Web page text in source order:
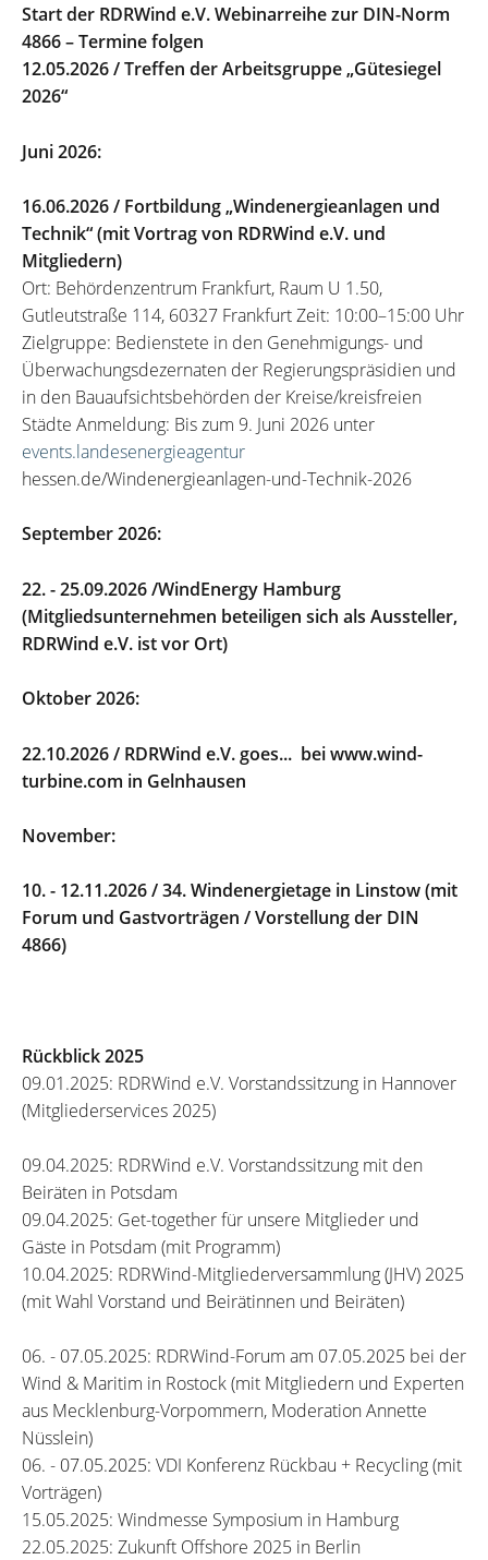
Start der RDRWind e.V. Webinarreihe zur DIN-Norm
4866 – Termine folgen
12.05.2026 / Treffen der Arbeitsgruppe „Gütesiegel
2026“
Juni 2026:
16.06.2026 / Fortbildung „Windenergieanlagen und
Technik“ (mit Vortrag von RDRWind e.V. und
Mitgliedern)
Ort: Behördenzentrum Frankfurt, Raum U 1.50,
Gutleutstraße 114, 60327 Frankfurt Zeit: 10:00–15:00 Uhr
Zielgruppe: Bedienstete in den Genehmigungs- und
Überwachungsdezernaten der Regierungspräsidien und
in den Bauaufsichtsbehörden der Kreise/kreisfreien
Städte Anmeldung: Bis zum 9. Juni 2026 unter
events.landesenergieagentur
hessen.de/Windenergieanlagen-und-Technik-2026
September 2026:
22. - 25.09.2026 /WindEnergy Hamburg
(Mitgliedsunternehmen beteiligen sich als Aussteller,
RDRWind e.V. ist vor Ort)
Oktober 2026:
22.10.2026 / RDRWind e.V. goes... bei www.wind-
turbine.com in Gelnhausen
November:
10. - 12.11.2026 / 34. Windenergietage in Linstow(mit
Forum und Gastvorträgen / Vorstellung der DIN
4866)
Rückblick 2025
09.01.2025: RDRWind e.V. Vorstandssitzung in Hannover
(Mitgliederservices 2025)
09.04.2025: RDRWind e.V. Vorstandssitzung mit den
Beiräten in Potsdam
09.04.2025: Get-together für unsere Mitglieder und
Gäste in Potsdam (mit Programm)
10.04.2025: RDRWind-Mitgliederversammlung (JHV) 2025
(mit Wahl Vorstand und Beirätinnen und Beiräten)
06. - 07.05.2025: RDRWind-Forum am 07.05.2025 bei der
Wind & Maritim in Rostock (mit Mitgliedern und Experten
aus Mecklenburg-Vorpommern, Moderation Annette
Nüsslein)
06. - 07.05.2025: VDI Konferenz Rückbau + Recycling (mit
Vorträgen)
15.05.2025: Windmesse Symposium in Hamburg
22.05.2025: Zukunft Offshore 2025 in Berlin